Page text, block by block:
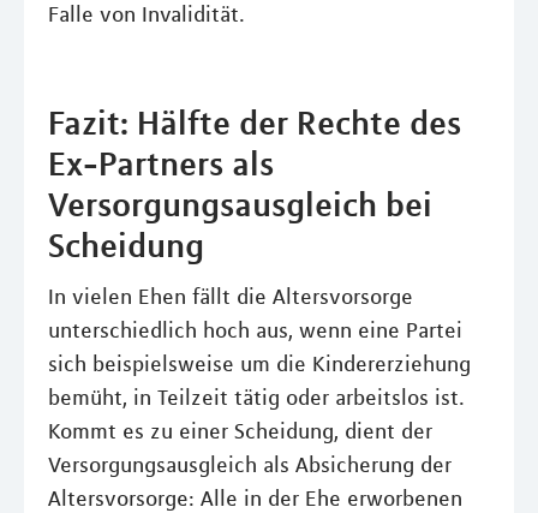
Falle von Invalidität.
Fazit: Hälfte der Rechte des
Ex-Partners als
Versorgungsausgleich bei
Scheidung
In vielen Ehen fällt die Altersvorsorge
unterschiedlich hoch aus, wenn eine Partei
sich beispielsweise um die Kindererziehung
bemüht, in Teilzeit tätig oder arbeitslos ist.
Kommt es zu einer Scheidung, dient der
Versorgungsausgleich als Absicherung der
Altersvorsorge: Alle in der Ehe erworbenen